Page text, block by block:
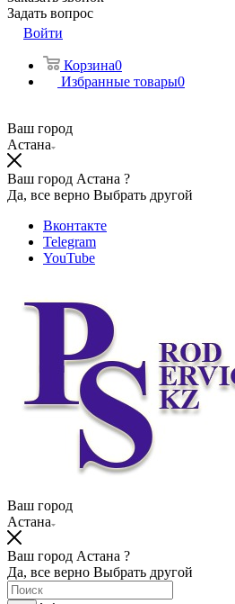
Задать вопрос
Войти
Корзина0
Избранные товары0
Ваш город
Астана
Ваш город Астана ?
Да, все верно Выбрать другой
Вконтакте
Telegram
YouTube
Ваш город
Астана
Ваш город Астана ?
Да, все верно Выбрать другой